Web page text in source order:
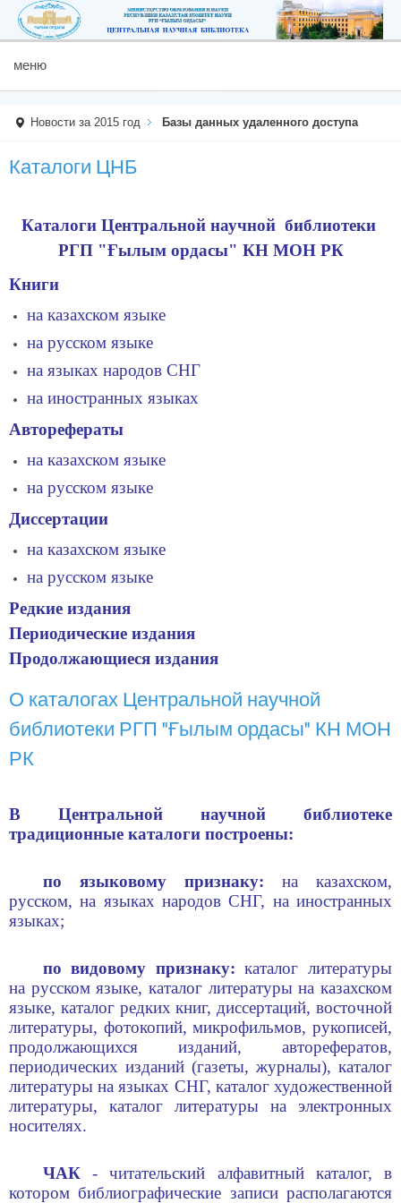
меню
Новости за 2015 год Базы данных удаленного доступа
Каталоги ЦНБ
Каталоги Центральной научной библиотеки
РГП "Ғылым ордасы" КН МОН РК
Книги
на казахском языке
на русском языке
на языках народов СНГ
на иностранных языках
Авторефераты
на казахском языке
на русском языке
Диссертации
на казахском языке
на русском языке
Редкие издания
Периодические издания
Продолжающиеся издания
О каталогах Центральной научной
библиотеки РГП "Ғылым ордасы" КН МОН
РК
В Центральной научной библиотеке
традиционные каталоги построены:
по языковому признаку: на казахском,
русском, на языках народов СНГ, на иностранных
языках;
по видовому признаку: каталог литературы
на русском языке, каталог литературы на казахском
языке, каталог редких книг, диссертаций, восточной
литературы, фотокопий, микрофильмов, рукописей,
продолжающихся изданий, авторефератов,
периодических изданий (газеты, журналы), каталог
литературы на языках СНГ, каталог художественной
литературы, каталог литературы на электронных
носителях.
ЧАК- читательский алфавитный каталог, в
котором библиографические записи располагаются